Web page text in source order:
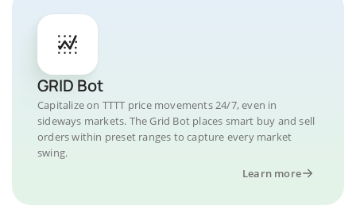
GRID Bot
Capitalize on TTTT price movements 24/7, even in
sideways markets. The Grid Bot places smart buy and sell
orders within preset ranges to capture every market
swing.
Learn more